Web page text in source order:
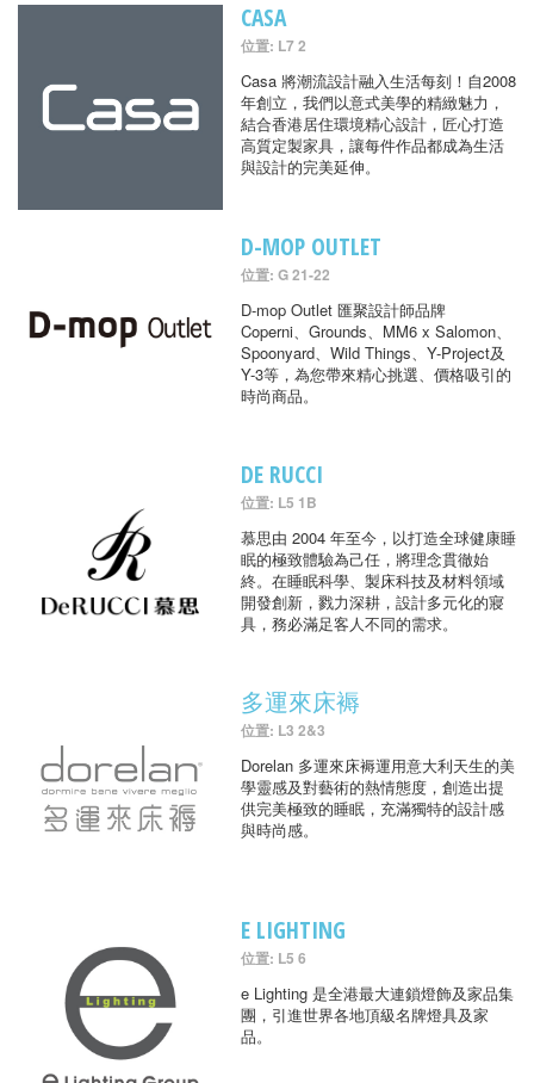
CASA
位置: L7 2
Casa 將潮流設計融入生活每刻！自2008
年創立，我們以意式美學的精緻魅力，
結合香港居住環境精心設計，匠心打造
高質定製家具，讓每件作品都成為生活
與設計的完美延伸。
D-MOP OUTLET
位置: G 21-22
D-mop Outlet 匯聚設計師品牌
Coperni、Grounds、MM6 x Salomon、
Spoonyard、Wild Things、Y-Project及
Y-3等，為您帶來精心挑選、價格吸引的
時尚商品。
DE RUCCI
位置: L5 1B
慕思由 2004 年至今，以打造全球健康睡
眠的極致體驗為己任，將理念貫徹始
終。在睡眠科學、製床科技及材料領域
開發創新，戮力深耕，設計多元化的寢
具，務必滿足客人不同的需求。
多運來床褥
位置: L3 2&3
Dorelan 多運來床褥運用意大利天生的美
學靈感及對藝術的熱情態度，創造出提
供完美極致的睡眠，充滿獨特的設計感
與時尚感。
E LIGHTING
位置: L5 6
e Lighting 是全港最大連鎖燈飾及家品集
團，引進世界各地頂級名牌燈具及家
品。